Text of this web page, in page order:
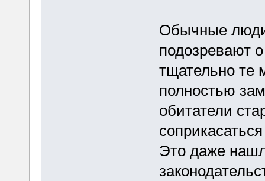
Обычные
подозревают
тщательно те
полностью
обитатели
Это даже